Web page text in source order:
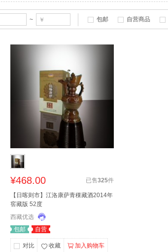
~ 包邮 自营商品
¥468.00 已售325件
【日喀则市】江洛康萨青稞藏酒2014年
窖藏版 52度
西藏优选
包邮
自营
对比 收藏 加入购物车